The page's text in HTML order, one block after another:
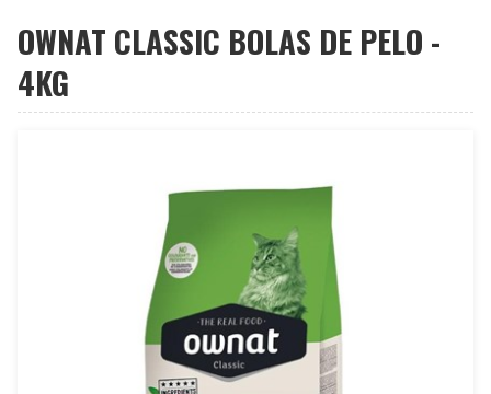
OWNAT CLASSIC BOLAS DE PELO -
4KG